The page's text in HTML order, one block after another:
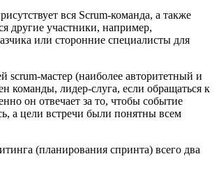
вся Scrum-команда, а также
другие участники, например,
или сторонние специалисты для
scrum-мастер (наиболее авторитетный и
команды, лидер-слуга, если обращаться к
он отвечает за то, чтобы событие
а цели встречи были понятны всем
(планирования спринта) всего два